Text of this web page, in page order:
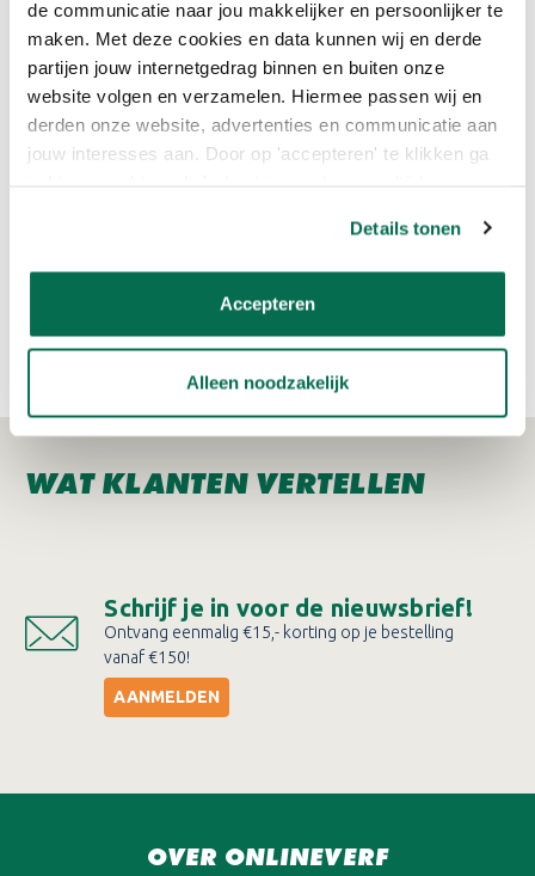
de communicatie naar jou makkelijker en persoonlijker te
maken. Met deze cookies en data kunnen wij en derde
partijen jouw internetgedrag binnen en buiten onze
website volgen en verzamelen. Hiermee passen wij en
derden onze website, advertenties en communicatie aan
jouw interesses aan. Door op 'accepteren' te klikken ga
Details tonen
Accepteren
Alleen noodzakelijk
€22,95
WAT KLANTEN VERTELLEN
Schrijf je in voor de nieuwsbrief!
Ontvang eenmalig €15,- korting op je bestelling
vanaf €150!
AANMELDEN
OVER ONLINEVERF